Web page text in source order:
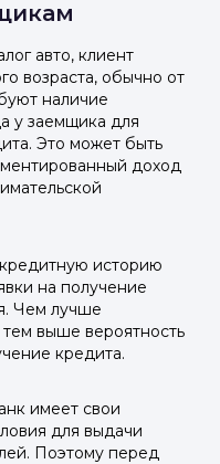
авто, клиент
возраста, обычно от
наличие
у заемщика для
Это может быть
доход
историю
на получение
Чем лучше
выше вероятность
кредита.
имеет свои
для выдачи
Поэтому перед